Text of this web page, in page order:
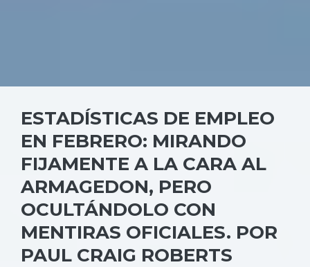
ESTADÍSTICAS DE EMPLEO
EN FEBRERO: MIRANDO
FIJAMENTE A LA CARA AL
ARMAGEDON, PERO
OCULTÁNDOLO CON
MENTIRAS OFICIALES. POR
PAUL CRAIG ROBERTS